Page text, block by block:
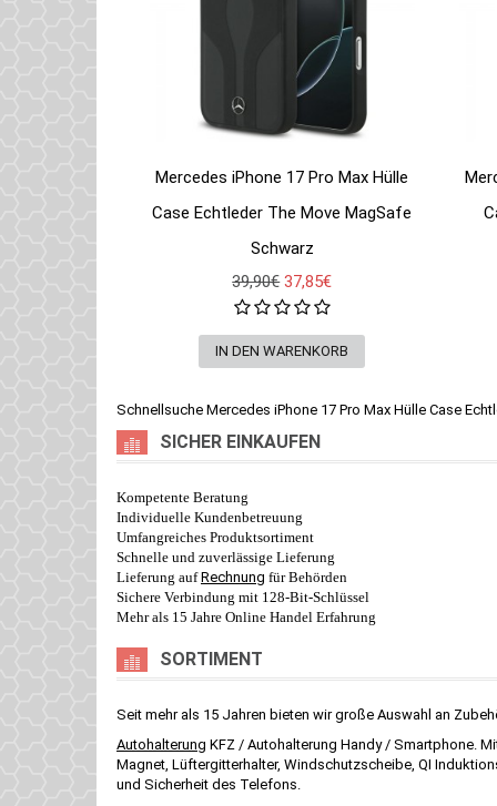
Mercedes iPhone 17 Pro Max Hülle
Case Echtleder The Move MagSafe
Schwarz
39,90€ 37,85€
Schnellsuche Mercedes iPhone 17 Pro Max Hülle Case
SICHER EINKAUFEN
Kompetente Beratung
Individuelle Kundenbetreuung
Umfangreiches Produktsortiment
Schnelle und zuverlässige Lieferung
Lieferung aufRechnung für Behörden
Sichere Verbindung mit 128-Bit-Schlüssel
Mehr als 15 Jahre Online Handel Erfahrung
SORTIMENT
Seit mehr als 15 Jahren bieten wir große Auswahl an
Autohalterung KFZ / Autohalterung Handy / Smartphone.
Magnet, Lüftergitterhalter, Windschutzscheibe, QI
und Sicherheit des Telefons.